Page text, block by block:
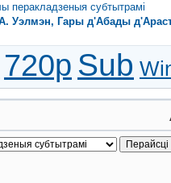
перакладзеныя субтытрамі
Уэлмэн, Гары д'Абады
720p Sub